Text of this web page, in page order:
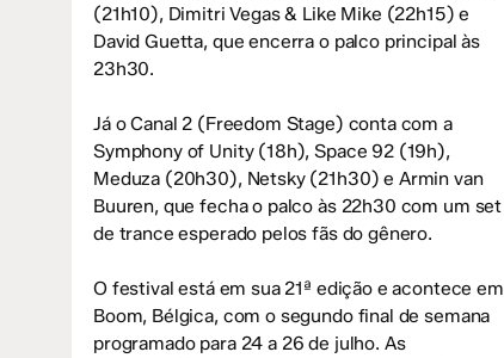
(21h10), Dimitri Vegas & Like Mike (22h15) e
David Guetta, que encerra o palco principal às
23h30.
Já o Canal 2 (Freedom Stage) conta com a
Symphony of Unity (18h), Space 92 (19h),
Meduza (20h30), Netsky (21h30) e Armin van
Buuren, que fecha o palco às 22h30 com um set
de trance esperado pelos fãs do gênero.
O festival está em sua 21ª edição e acontece em
Boom, Bélgica, com o segundo final de semana
programado para 24 a 26 de julho. As